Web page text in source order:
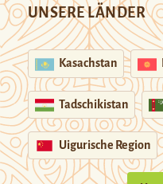
UNSERE LÄNDER
Kasachstan
Tadschikistan
Uigurische Region